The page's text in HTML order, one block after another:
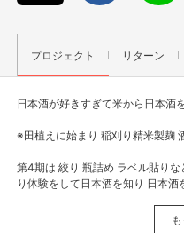
プロジェクト リターン
日本酒が好きすぎて米から日本酒
※田植えに始まり 稲刈り精米製麹
第4期は 絞り 瓶詰め ラベル貼り
り体験をして日本酒を知り 日本酒